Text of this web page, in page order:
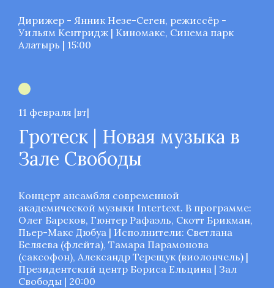
Дирижер - Янник Незе-Сеген, режиссёр -
Уильям Кентридж | Киномакс, Синема парк
Алатырь | 15:00
11 февраля |вт|
Гротеск | Новая музыка в
Зале Свободы
Концерт ансамбля современной
академической музыки Intertext. В программе:
Олег Барсков, Гюнтер Рафаэль, Скотт Брикман,
Пьер-Макс Дюбуа | Исполнители: Светлана
Беляева (флейта), Тамара Парамонова
(саксофон), Александр Терещук (виолончель) |
Президентский центр Бориса Ельцина | Зал
Свободы | 20:00